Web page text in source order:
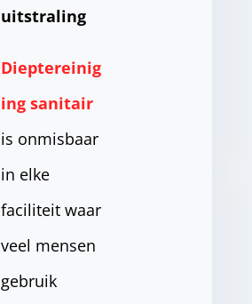
uitstraling
Dieptereinig
ing sanitair
is onmisbaar
in elke
faciliteit waar
veel mensen
gebruik